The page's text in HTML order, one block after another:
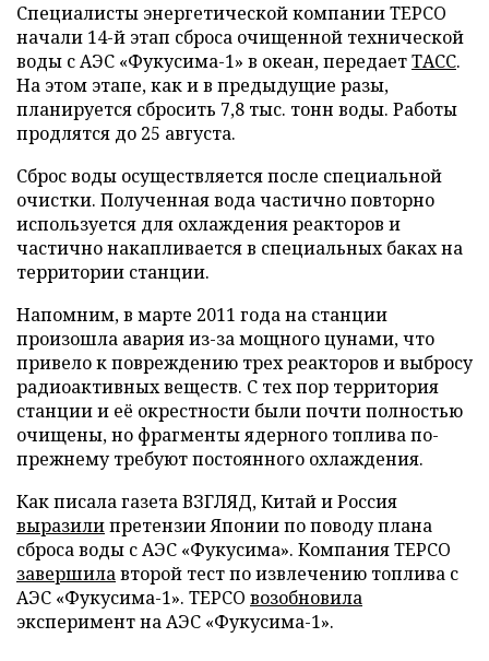
Специалисты энергетической компании TEPCO
начали 14-й этап сброса очищенной технической
воды с АЭС «Фукусима-1» в океан, передаетТАСС.
На этом этапе, как и в предыдущие разы,
планируется сбросить 7,8 тыс. тонн воды. Работы
продлятся до 25 августа.
Сброс воды осуществляется после специальной
очистки. Полученная вода частично повторно
используется для охлаждения реакторов и
частично накапливается в специальных баках на
территории станции.
Напомним, в марте 2011 года на станции
произошла авария из-за мощного цунами, что
привело к повреждению трех реакторов и выбросу
радиоактивных веществ. С тех пор территория
станции и её окрестности были почти полностью
очищены, но фрагменты ядерного топлива по-
прежнему требуют постоянного охлаждения.
Как писала газета ВЗГЛЯД, Китай и Россия
выразилипретензии Японии по поводу плана
сброса воды с АЭС «Фукусима». Компания TEPCO
завершилавторой тест по извлечению топлива с
АЭС «Фукусима-1». TEPCO возобновила
эксперимент на АЭС «Фукусима-1».